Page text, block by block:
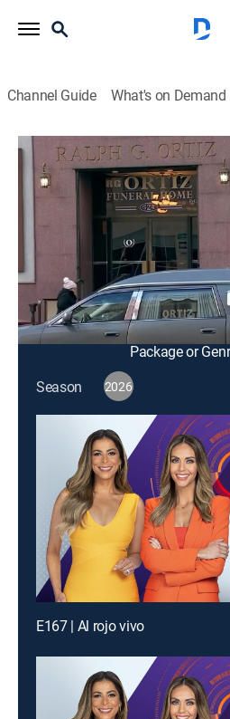
Channel Guide What's on Demand
Al rojo vivo
S2026 E108 | Al rojo
Talk, Public affairs, Newsmagazine,
Familia indignada tras
ataúd no corresponde a su ser
túnel entre Tijuana y San
armas y drogas a Estados
This content is currently
Package or
Season
2026
E167 | Al rojo vivo